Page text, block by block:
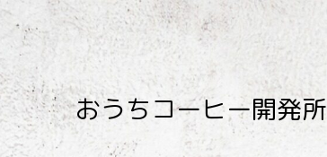
おうちコーヒー開発所